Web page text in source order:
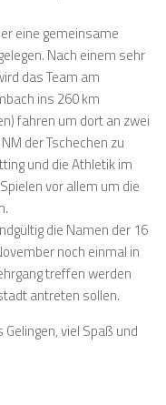
eine gemeinsame
Nach einem sehr
das Team am
ins 260 km
fahren um dort an zwei
der Tschechen zu
und die Athletik im
vor allem um die
die Namen der 16
noch einmal in
treffen werden
antreten sollen.
viel Spaß und